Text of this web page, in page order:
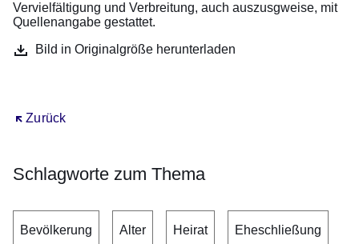
Vervielfältigung und Verbreitung, auch auszusgweise, mit
Quellenangabe gestattet.
Bild in Originalgröße herunterladen
Zurück
Öffnet sich in einem neuen Fenster
Schlagworte zum Thema
Bevölkerung Alter Heirat Eheschließung